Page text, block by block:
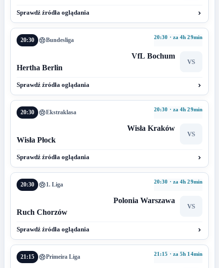
Sprawdź źródła oglądania
20:30 Bundesliga 20:30 · za 4h 29min
VfL Bochum
VS
Hertha Berlin
Sprawdź źródła oglądania
20:30 Ekstraklasa 20:30 · za 4h 29min
Wisła Kraków
VS
Wisła Płock
Sprawdź źródła oglądania
20:30 1. Liga 20:30 · za 4h 29min
Polonia Warszawa
VS
Ruch Chorzów
Sprawdź źródła oglądania
21:15 Primeira Liga 21:15 · za 5h 14min